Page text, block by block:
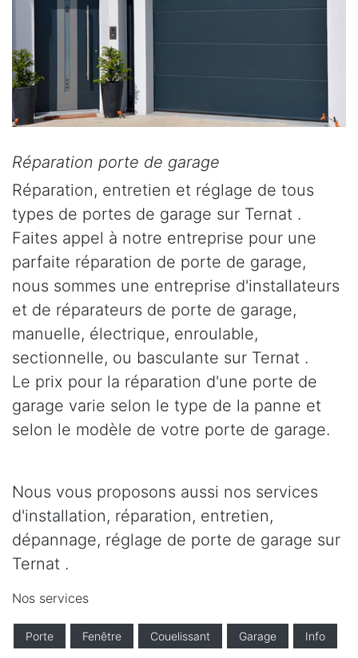
Réparation porte de garage
Réparation, entretien et réglage de tous
types de portes de garage sur Ternat .
Faites appel à notre entreprise pour une
parfaite réparation de porte de garage,
nous sommes une entreprise d'installateurs
et de réparateurs de porte de garage,
manuelle, électrique, enroulable,
sectionnelle, ou basculante sur Ternat .
Le prix pour la réparation d'une porte de
garage varie selon le type de la panne et
selon le modèle de votre porte de garage.
Nous vous proposons aussi nos services
d'installation, réparation, entretien,
dépannage, réglage de porte de garage sur
Ternat .
Nos services
Porte Fenêtre Couelissant Garage Info